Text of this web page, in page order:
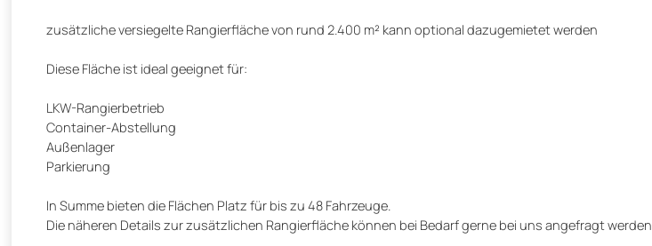
zusätzliche versiegelte Rangierfläche von rund 2.400 m² kann optional dazugemietet werden
Diese Fläche ist ideal geeignet für:
LKW-Rangierbetrieb
Container-Abstellung
Außenlager
Parkierung
In Summe bieten die Flächen Platz für bis zu 48 Fahrzeuge.
Die näheren Details zur zusätzlichen Rangierfläche können bei Bedarf gerne bei uns angefragt werden.